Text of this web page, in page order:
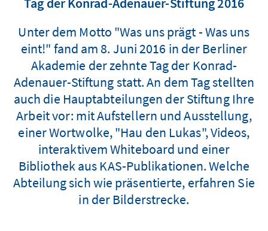
Unter dem Motto "Was uns prägt - Was uns
eint!" fand am 8. Juni 2016 in der Berliner
Akademie der zehnte Tag der Konrad-
Adenauer-Stiftung statt. An dem Tag stellten
auch die Hauptabteilungen der Stiftung Ihre
Arbeit vor: mit Aufstellern und Ausstellung,
einer Wortwolke, "Hau den Lukas", Videos,
interaktivem Whiteboard und einer
Bibliothek aus KAS-Publikationen. Welche
Abteilung sich wie präsentierte, erfahren Sie
in der Bilderstrecke.